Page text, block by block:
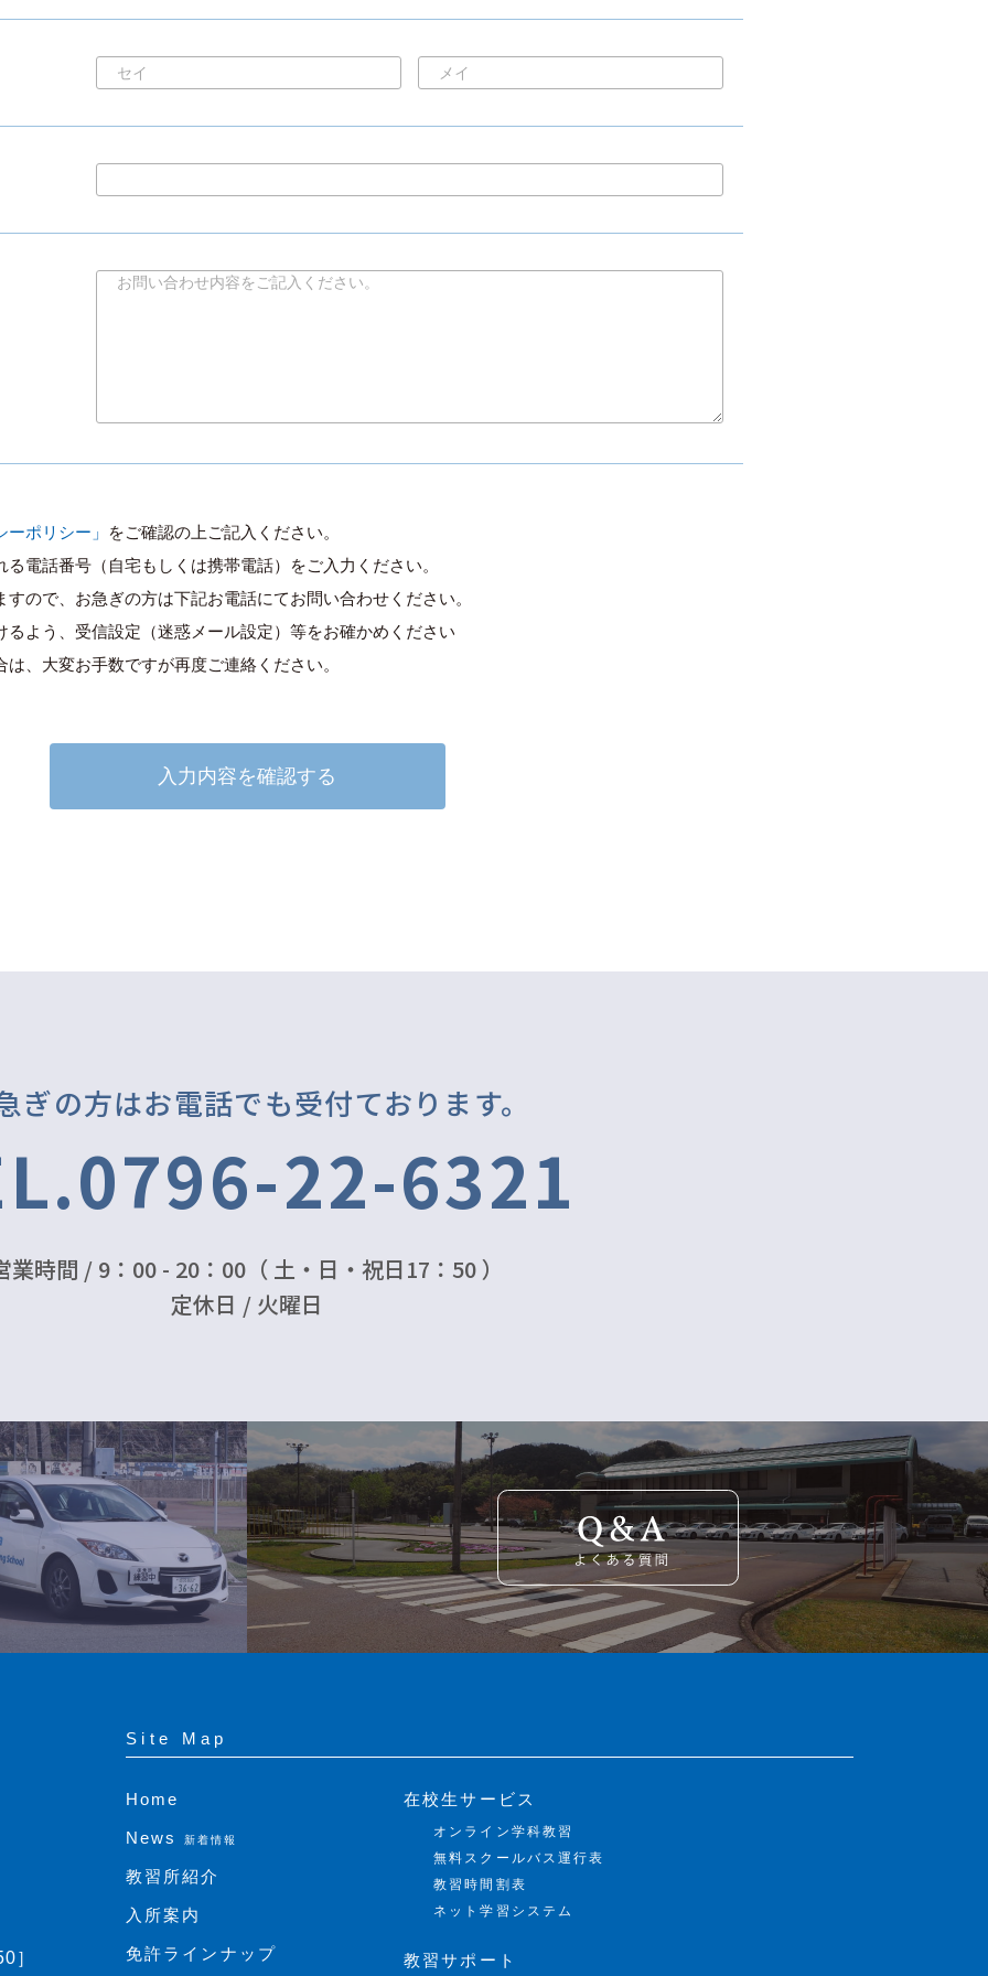
ポリシー」
をご確認の上ご記入ください。
電話番号（自宅もしくは携帯電話）をご入力ください。
ので、お急ぎの方は下記お電話にてお問い合わせください。
よう、受信設定（迷惑メール設定）等をお確かめください
、大変お手数ですが再度ご連絡ください。
ぎの方はお電話でも受付ております。
22-6321
業時間 / 9：00 - 20：00（ 土・日・祝日17：50 ）
定休日 / 火曜日
］
Site Map
Home
News 新着情報
教習所紹介
入所案内
免許ラインナップ
在校生サービス
オンライン学科教習
無料スクールバス運行表
教習時間割表
ネット学習システム
教習サポート